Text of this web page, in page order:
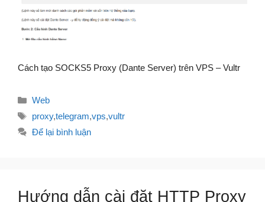
Cách tạo SOCKS5 Proxy (Dante Server) trên VPS – Vultr
Danh
Web
Thẻ
proxy,telegram,vps,vultr
Để lại bình luận
Hướng dẫn cài đặt HTTP Proxy